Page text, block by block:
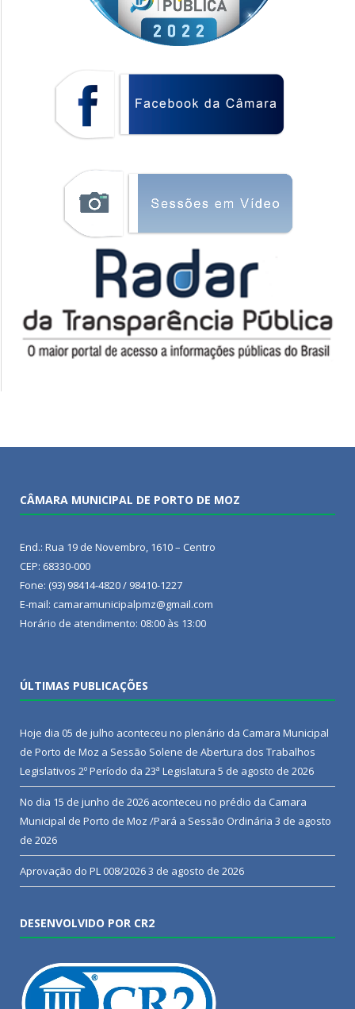
CÂMARA MUNICIPAL DE PORTO DE MOZ
End.: Rua 19 de Novembro, 1610 – Centro
CEP: 68330-000
Fone: (93) 98414-4820 / 98410-1227
E-mail: camaramunicipalpmz@gmail.com
Horário de atendimento: 08:00 às 13:00
ÚLTIMAS PUBLICAÇÕES
Hoje dia 05 de julho aconteceu no plenário da Camara Municipal
de Porto de Moz a Sessão Solene de Abertura dos Trabalhos
Legislativos 2º Período da 23ª Legislatura 5 de agosto de 2026
No dia 15 de junho de 2026 aconteceu no prédio da Camara
Municipal de Porto de Moz /Pará a Sessão Ordinária 3 de agosto
de 2026
Aprovação do PL 008/20263 de agosto de 2026
DESENVOLVIDO POR CR2